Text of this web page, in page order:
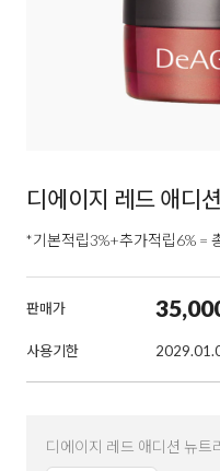
디에이지 레드 애디
*기본적립3%+추가적립6% =
판매가
사용기한
디에이지 레드 애디션 뉴트